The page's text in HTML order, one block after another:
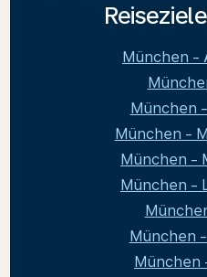
München -
München
München -
München -
München -
München
München